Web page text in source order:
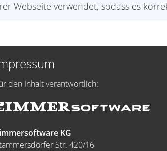
Webseite verwendet, sodass es
den Inhalt verantwortlich:
KG
Str. 420/16